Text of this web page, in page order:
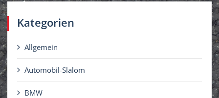
Kategorien
Allgemein
Automobil-Slalom
BMW